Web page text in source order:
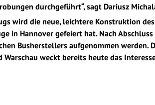
durchgeführt“, sagt Dariusz
wird die neue, leichtere Konstruktion
in Hannover gefeiert hat. Nach
Busherstellers aufgenommen werden.
Warschau weckt bereits heute das